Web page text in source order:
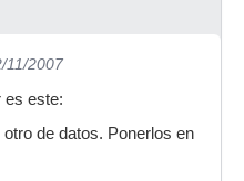
11/2007
es este:
de datos. Ponerlos en